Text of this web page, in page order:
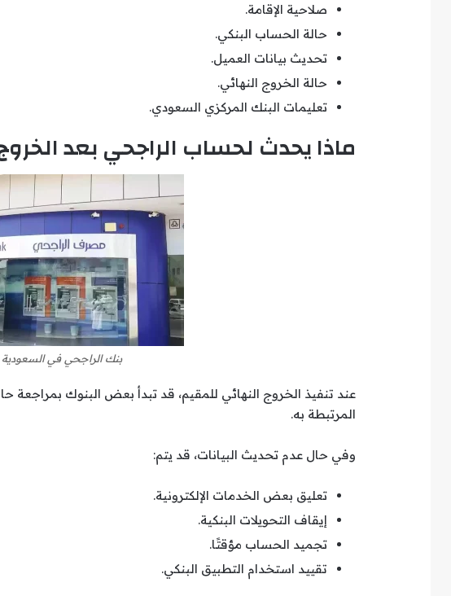
صلاحية الإقامة.
حالة الحساب البنكي.
تحديث بيانات العميل.
حالة الخروج النهائي.
تعليمات البنك المركزي السعودي.
ماذا يحدث لحساب الراجحي بعد
بنك الراجحي في السعودية
عند تنفيذ الخروج النهائي للمقيم، قد تبدأ بعض البنوك بمراجعة
المرتبطة به.
وفي حال عدم تحديث البيانات، قد يتم:
تعليق بعض الخدمات الإلكترونية.
إيقاف التحويلات البنكية.
تجميد الحساب مؤقتًا.
تقييد استخدام التطبيق البنكي.